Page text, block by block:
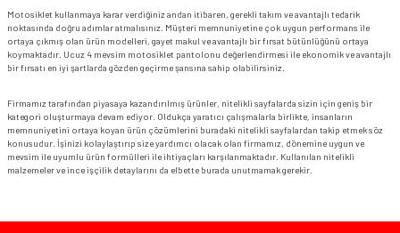
Motosiklet kullanmaya karar verdiğiniz andan itibaren, gerekli takım ve avantajlı tedarik
noktasında doğru adımlar atmalısınız. Müşteri memnuniyetine çok uygun performans ile
ortaya çıkmış olan ürün modelleri, gayet makul ve avantajlı bir fırsat bütünlüğünü ortaya
koymaktadır. Ucuz 4 mevsim motosiklet pantolonu değerlendirmesi ile ekonomik ve avantajlı
bir fırsatı en iyi şartlarda gözden geçirme şansına sahip olabilirsiniz.
Firmamız tarafından piyasaya kazandırılmış ürünler, nitelikli sayfalarda sizin için geniş bir
kategori oluşturmaya devam ediyor. Oldukça yaratıcı çalışmalarla birlikte, insanların
memnuniyetini ortaya koyan ürün çözümlerini buradaki nitelikli sayfalardan takip etmek söz
konusudur. İşinizi kolaylaştırıp size yardımcı olacak olan firmamız, dönemine uygun ve
mevsim ile uyumlu ürün formülleri ile ihtiyaçları karşılanmaktadır. Kullanılan nitelikli
malzemeler ve ince işçilik detaylarını da elbette burada unutmamak gerekir.